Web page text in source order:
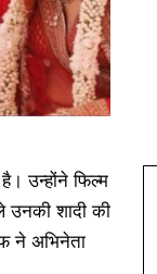
उन्होंने फिल्म
उनकी शादी की
ने अभिनेता